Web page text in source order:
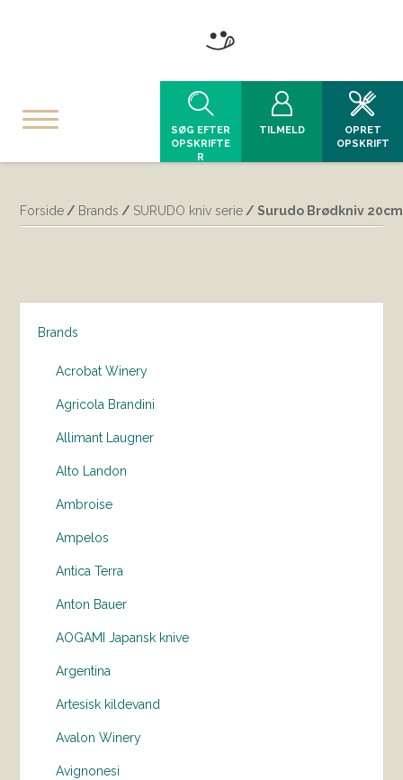
SØG EFTER
OPSKRIFTE
R
TILMELD
OPRET
OPSKRIFT
Forside / Brands / SURUDO kniv serie / Surudo Brødkniv 20cm
Brands
Acrobat Winery
Agricola Brandini
Allimant Laugner
Alto Landon
Ambroise
Ampelos
Antica Terra
Anton Bauer
AOGAMI Japansk knive
Argentina
Artesisk kildevand
Avalon Winery
Avignonesi